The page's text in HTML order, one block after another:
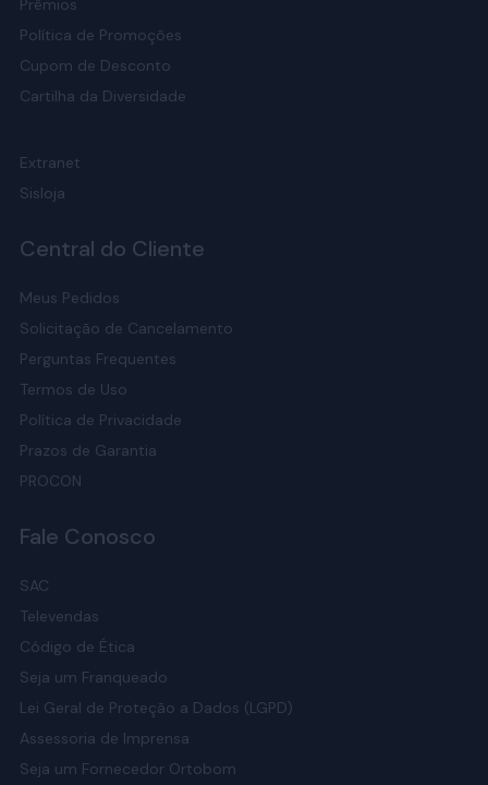
Prêmios
Política de Promoções
Cupom de Desconto
Cartilha da Diversidade
Extranet
Sisloja
Central do Cliente
Meus Pedidos
Solicitação de Cancelamento
Perguntas Frequentes
Termos de Uso
Política de Privacidade
Prazos de Garantia
PROCON
Fale Conosco
SAC
Televendas
Código de Ética
Seja um Franqueado
Lei Geral de Proteção a Dados (LGPD)
Assessoria de Imprensa
Seja um Fornecedor Ortobom